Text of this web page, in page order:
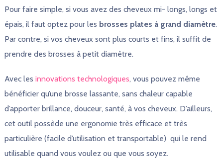
Pour faire simple, si vous avez des cheveux mi- longs, longs et
épais, il faut optez pour les brosses plates à grand diamètre.
Par contre, si vos cheveux sont plus courts et fins, il suffit de
prendre des brosses à petit diamètre.
Avec les innovations technologiques, vous pouvez même
bénéficier qu’une brosse lassante, sans chaleur capable
d’apporter brillance, douceur, santé, à vos cheveux. D’ailleurs,
cet outil possède une ergonomie très efficace et très
particulière (facile d’utilisation et transportable) qui le rend
utilisable quand vous voulez ou que vous soyez.